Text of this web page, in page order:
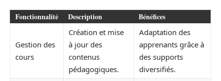
Fonctionnalité Description Bénéfices
Gestion des
cours
Création et mise
à jour des
contenus
pédagogiques.
Adaptation des
apprenants grâce à
des supports
diversifiés.